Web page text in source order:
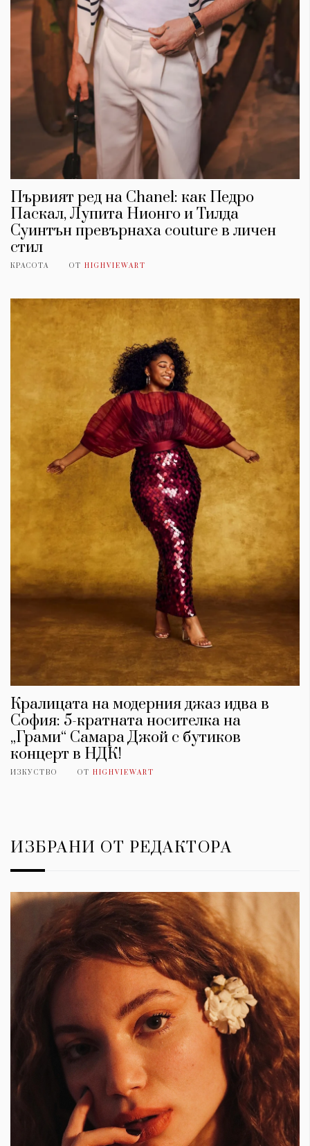
Първият ред на Chanel: как Педро
Паскал, Лупита Нионго и Тилда
Суинтън превърнаха couture в личен
стил
КРАСОТА ОТ HIGHVIEWART
Кралицата на модерния джаз идва в
София: 5-кратната носителка на
„Грами“ Самара Джой с бутиков
концерт в НДК!
ИЗКУСТВО ОТ HIGHVIEWART
ИЗБРАНИ ОТ РЕДАКТОРА